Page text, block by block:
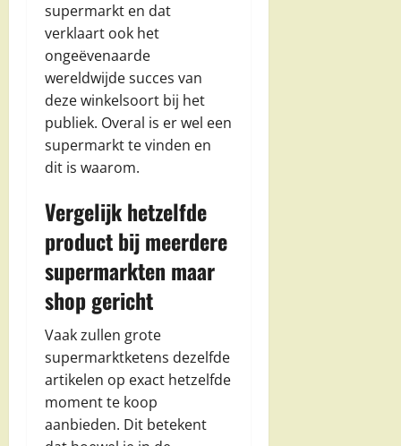
supermarkt en dat
verklaart ook het
ongeëvenaarde
wereldwijde succes van
deze winkelsoort bij het
publiek. Overal is er wel een
supermarkt te vinden en
dit is waarom.
Vergelijk hetzelfde
product bij meerdere
supermarkten maar
shop gericht
Vaak zullen grote
supermarktketens dezelfde
artikelen op exact hetzelfde
moment te koop
aanbieden. Dit betekent